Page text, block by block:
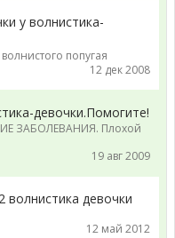
у волнистика-
попугая
12 дек 2008
девочки.Помогите!
ЗАБОЛЕВАНИЯ. Плохой
19 авг 2009
волнистика девочки
12 май 2012